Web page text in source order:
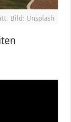
Bild: Unsplash